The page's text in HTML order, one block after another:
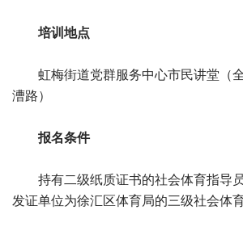
培训地点
虹梅街道党群服务中心市民讲堂（
漕路）
报名条件
持有二级纸质证书的社会体育指导
发证单位为徐汇区体育局的三级社会体育